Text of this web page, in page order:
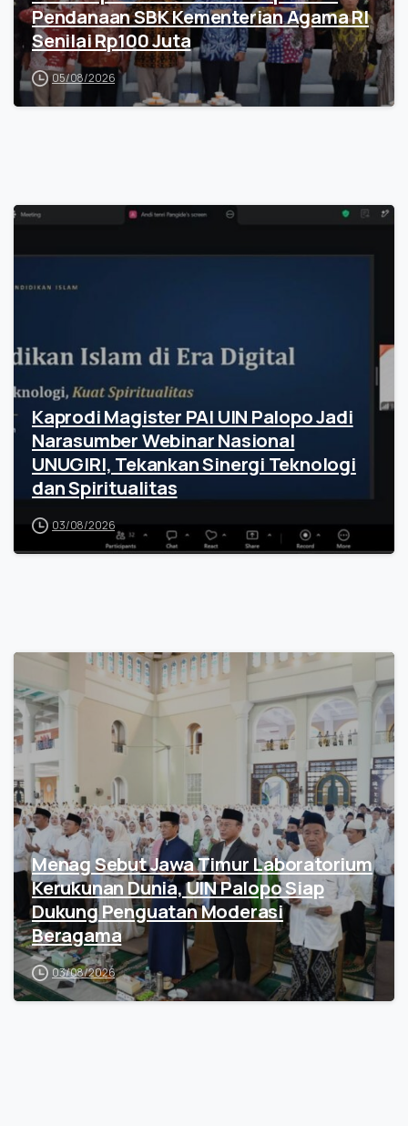
Pendanaan SBK Kementerian Agama RI
Senilai Rp100 Juta
05/08/2026
Kaprodi Magister PAI UIN Palopo Jadi
Narasumber Webinar Nasional
UNUGIRI, Tekankan Sinergi Teknologi
dan Spiritualitas
03/08/2026
Menag Sebut Jawa Timur Laboratorium
Kerukunan Dunia, UIN Palopo Siap
Dukung Penguatan Moderasi
Beragama
03/08/2026